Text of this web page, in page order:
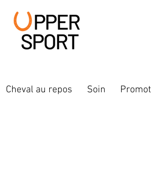
Cheval au repos Soin